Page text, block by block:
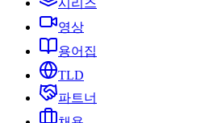
시리즈
영상
용어집
TLD
파트너